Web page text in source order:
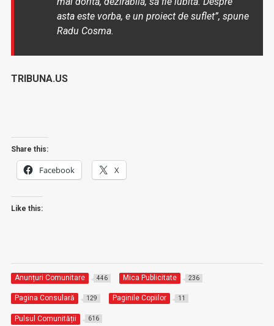
asta este vorba, e un proiect de suflet”, spune
Radu Cosma.
TRIBUNA.US
Share this:
Facebook X
Like this:
Anunțuri Comunitare 446 Mica Publicitate 236
Pagina Consulară 129 Paginile Copiilor 11
Pulsul Comunității 616